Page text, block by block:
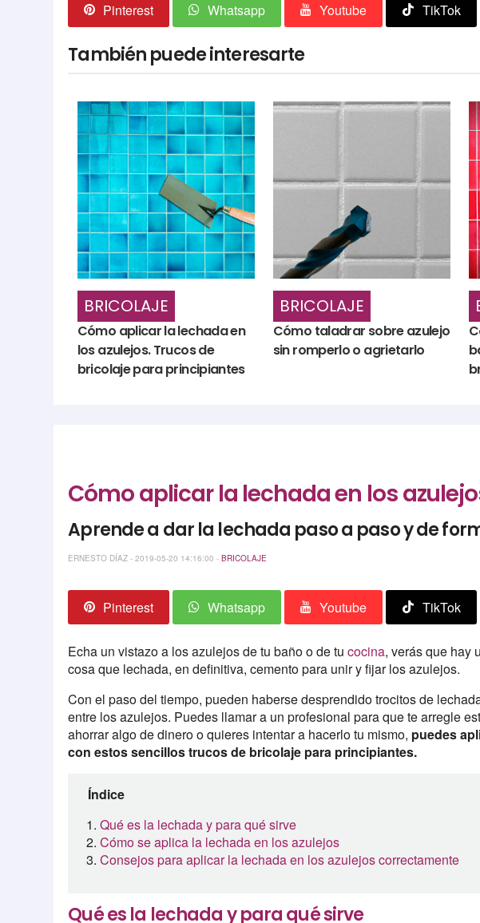
Pinterest Whatsapp Youtube TikTok
También puede interesarte
BRICOLAJE
Cómo aplicar la lechada en
los azulejos. Trucos de
bricolaje para principiantes
BRICOLAJE
Cómo taladrar sobre azulejo
sin romperlo o agrietarlo
Cómo aplicar la lechada en los
Aprende a dar la lechada paso a paso y de
ERNESTO DÍAZ - 2019-05-20 14:16:00 -BRICOLAJE
Pinterest Whatsapp Youtube TikTok
Echa un vistazo a los azulejos de tu baño o de tucocina, verás que hay
cosa que lechada, en definitiva, cemento para unir y fijar los azulejos.
Con el paso del tiempo, pueden haberse desprendido trocitos de
entre los azulejos. Puedes llamar a un profesional para que te arregle
ahorrar algo de dinero o quieres intentar a hacerlo tu mismo, puedes
con estos sencillos trucos de bricolaje para principiantes.
Índice
Qué es la lechada y para qué sirve
Cómo se aplica la lechada en los azulejos
Consejos para aplicar la lechada en los azulejos correctamente
Qué es la lechada y para qué sirve